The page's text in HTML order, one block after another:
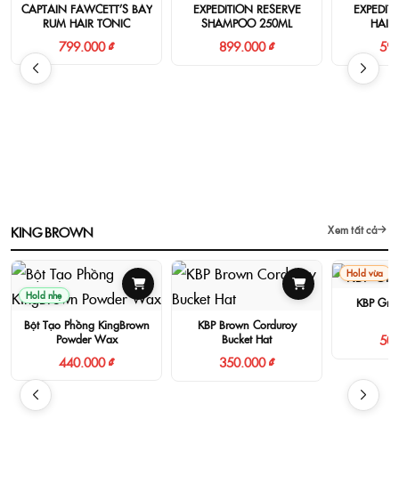
CAPTAIN FAWCETT’S BAY
RUM HAIR TONIC
799.000 ₫
EXPEDITION RESERVE
SHAMPOO 250ML
899.000 ₫
HAIR
KING BROWN Xem tất cả
Hold nhẹ
Bột Tạo Phồng KingBrown
Powder Wax
440.000 ₫
KBP Brown Corduroy
Bucket Hat
350.000 ₫
Hold vừa
KBP